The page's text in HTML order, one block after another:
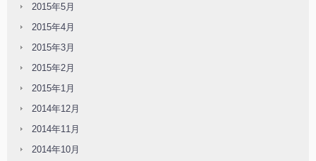
2015年5月
2015年4月
2015年3月
2015年2月
2015年1月
2014年12月
2014年11月
2014年10月